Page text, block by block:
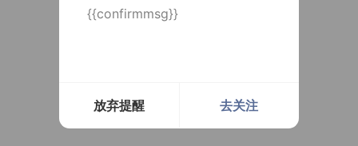
{{confirmmsg}}
放弃提醒 去关注